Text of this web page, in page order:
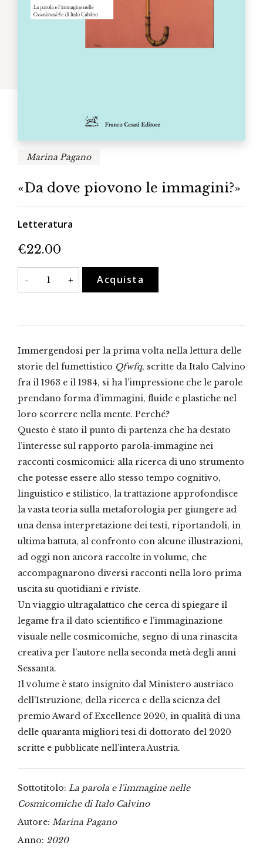
Marina Pagano
«Da dove piovono le immagini?»
Letteratura
€22.00
-
«Da
dove
piovono
+ Acquista
Immergendosi per la prima volta nella lettura delle
storie del fumettistico Qfwfq, scritte da Italo Calvino
fra il 1963 e il 1984, si ha l’impressione che le parole
prendano forma d’immagini, fluide e plastiche nel
loro scorrere nella mente. Perché?
Questo è stato il punto di partenza che ha destato
l’interesse sul rapporto parola-immagine nei
racconti cosmicomici: alla ricerca di uno strumento
che potesse essere allo stesso tempo cognitivo,
linguistico e stilistico, la trattazione approfondisce
la vasta teoria sulla metaforologia per giungere ad
una densa interpretazione dei testi, riportandoli, in
ultima battuta, al confronto con alcune illustrazioni,
ad oggi non ancora raccolte in volume, che
accompagnarono diversi racconti nella loro prima
uscita su quotidiani e riviste.
Un viaggio ultragalattico che cerca di spiegare il
legame fra il dato scientifico e l’immaginazione
visuale nelle cosmicomiche, segno di una rinascita
creativa per l’autore nella seconda metà degli anni
Sessanta.
Il volume è stato insignito dal Ministero austriaco
dell’Istruzione, della ricerca e della scienza del
premio Award of Excellence 2020, in qualità di una
delle quaranta migliori tesi di dottorato del 2020
scritte e pubblicate nell’intera Austria.
Sottotitolo: La parola e l'immagine nelle
Cosmicomiche di Italo Calvino
Autore: Marina Pagano
Anno: 2020